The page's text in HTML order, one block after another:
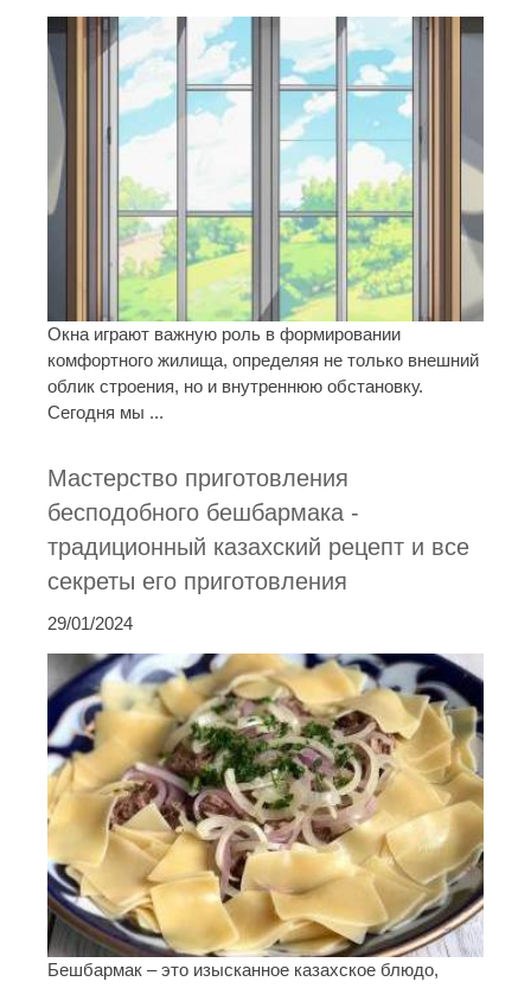
Окна играют важную роль в формировании
комфортного жилища, определяя не только внешний
облик строения, но и внутреннюю обстановку.
Сегодня мы ...
Мастерство приготовления
бесподобного бешбармака -
традиционный казахский рецепт и все
секреты его приготовления
29/01/2024
Бешбармак – это изысканное казахское блюдо,